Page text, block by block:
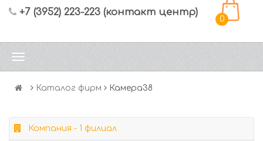
+7 (3952) 223-223 (контакт центр)
0
Каталог фирм Камера38
Компания - 1 филиал